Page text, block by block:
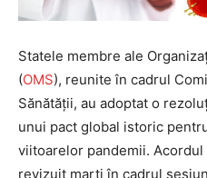
Statele membre ale
(OMS), reunite în cadrul
Sănătății, au adoptat o
unui pact global istoric
viitoarelor pandemii.
revizuit marți în cadrul